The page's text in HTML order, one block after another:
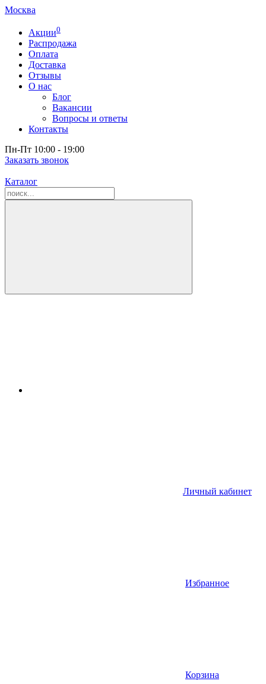
Москва
Акции0
Распродажа
Оплата
Доставка
Отзывы
О нас
Блог
Вакансии
Вопросы и ответы
Контакты
Пн-Пт 10:00 - 19:00
Заказать звонок
Каталог
Личный кабинет
Избранное
Корзина